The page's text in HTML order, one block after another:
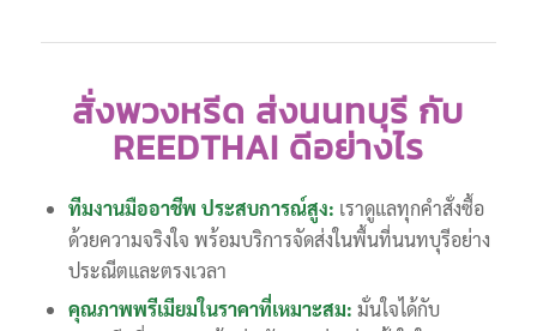
สั่งพวงหรีด ส่งนนทบุรี กับ
REEDTHAI ดีอย่างไร
ทีมงานมืออาชีพ ประสบการณ์สูง: เราดูแลทุกคำสั่งซื้อ
ด้วยความจริงใจ พร้อมบริการจัดส่งในพื้นที่นนทบุรีอย่าง
ประณีตและตรงเวลา
คุณภาพพรีเมียมในราคาที่เหมาะสม: มั่นใจได้กับ